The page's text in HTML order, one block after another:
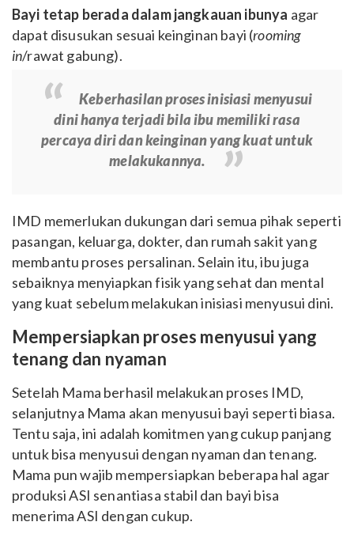
Bayi tetap berada dalam jangkauan ibunya agar
dapat disusukan sesuai keinginan bayi (rooming
in/rawat gabung).
Keberhasilan proses inisiasi menyusui
dini hanya terjadi bila ibu memiliki rasa
percaya diri dan keinginan yang kuat untuk
melakukannya.
IMD memerlukan dukungan dari semua pihak seperti
pasangan, keluarga, dokter, dan rumah sakit yang
membantu proses persalinan.Selain itu, ibu juga
sebaiknya menyiapkan fisik yang sehat dan mental
yang kuat sebelum melakukan inisiasi menyusui dini.
Mempersiapkan proses menyusui yang
tenang dan nyaman
Setelah Mama berhasil melakukan proses IMD,
selanjutnya Mama akan menyusui bayi seperti biasa.
Tentu saja, ini adalah komitmen yang cukup panjang
untuk bisa menyusui dengan nyaman dan tenang.
Mama pun wajib mempersiapkan beberapa hal agar
produksi ASI senantiasa stabil dan bayi bisa
menerima ASI dengan cukup.